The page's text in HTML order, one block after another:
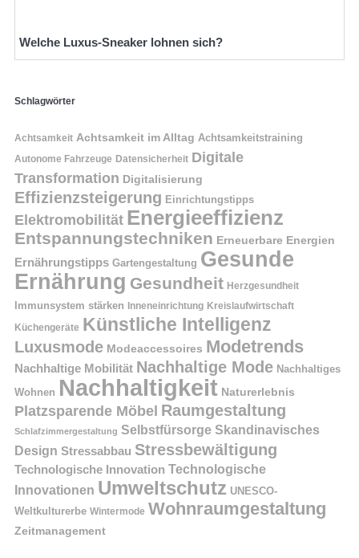
Welche Luxus-Sneaker lohnen sich?
Schlagwörter
Achtsamkeit Achtsamkeit im Alltag Achtsamkeitstraining
Autonome Fahrzeuge Datensicherheit Digitale
Transformation Digitalisierung
Effizienzsteigerung Einrichtungstipps
Elektromobilität Energieeffizienz
Entspannungstechniken Erneuerbare Energien
Ernährungstipps Gartengestaltung Gesunde
Ernährung Gesundheit Herzgesundheit
Immunsystem stärken Inneneinrichtung Kreislaufwirtschaft
Küchengeräte Künstliche Intelligenz
Luxusmode Modeaccessoires Modetrends
Nachhaltige Mobilität Nachhaltige Mode Nachhaltiges
Wohnen Nachhaltigkeit Naturerlebnis
Platzsparende Möbel Raumgestaltung
Schlafzimmergestaltung Selbstfürsorge Skandinavisches
Design Stressabbau Stressbewältigung
Technologische Innovation Technologische
Innovationen Umweltschutz UNESCO-
Weltkulturerbe Wintermode Wohnraumgestaltung
Zeitmanagement